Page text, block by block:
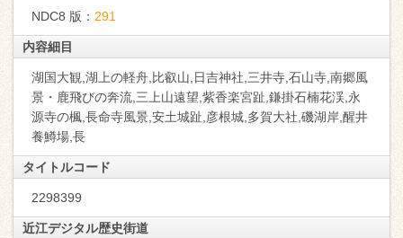
NDC8 版： 291
内容細目
湖国大観,湖上の軽舟,比叡山,日吉神社,三井寺,石山寺,南郷風
景・鹿飛びの奔流,三上山遠望,紫香楽宮趾,鎌掛石楠花渓,永
源寺の楓,長命寺風景,安土城趾,彦根城,多賀大社,磯湖岸,醒井
養鱒場,長
タイトルコード
2298399
近江デジタル歴史街道